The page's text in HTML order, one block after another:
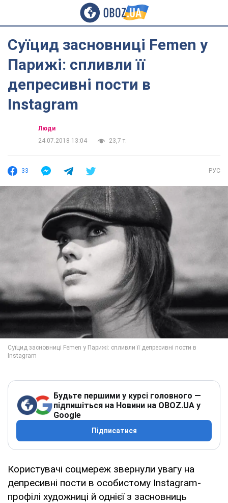
Суїцид засновниці Femen у
Парижі: спливли її
депресивні пости в
Instagram
Люди
24.07.2018 13:04
23,7 т.
33 РУС
Будьте першими у курсі головного —
підпишіться на Новини на OBOZ.UA у
Google
Підписатися
Користувачі соцмереж звернули увагу на
депресивні пости в особистому Instagram-
профілі художниці й однієї з засновниць